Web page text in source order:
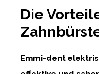
Die
Emmi-dent